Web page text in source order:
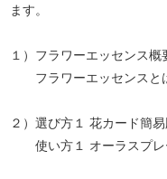
ます。
１）フラワーエッセンス
フラワーエッセンスと
２）選び方１ 花カード簡
使い方１ オーラスプレ